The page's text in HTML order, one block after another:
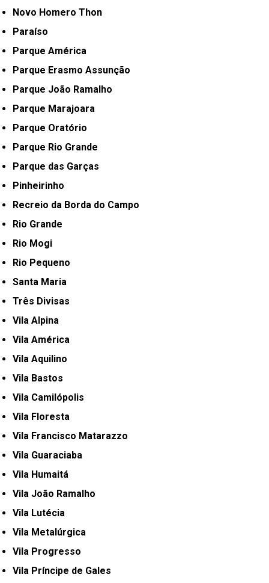
Novo Homero Thon
Paraíso
Parque América
Parque Erasmo Assunção
Parque João Ramalho
Parque Marajoara
Parque Oratório
Parque Rio Grande
Parque das Garças
Pinheirinho
Recreio da Borda do Campo
Rio Grande
Rio Mogi
Rio Pequeno
Santa Maria
Três Divisas
Vila Alpina
Vila América
Vila Aquilino
Vila Bastos
Vila Camilópolis
Vila Floresta
Vila Francisco Matarazzo
Vila Guaraciaba
Vila Humaitá
Vila João Ramalho
Vila Lutécia
Vila Metalúrgica
Vila Progresso
Vila Príncipe de Gales